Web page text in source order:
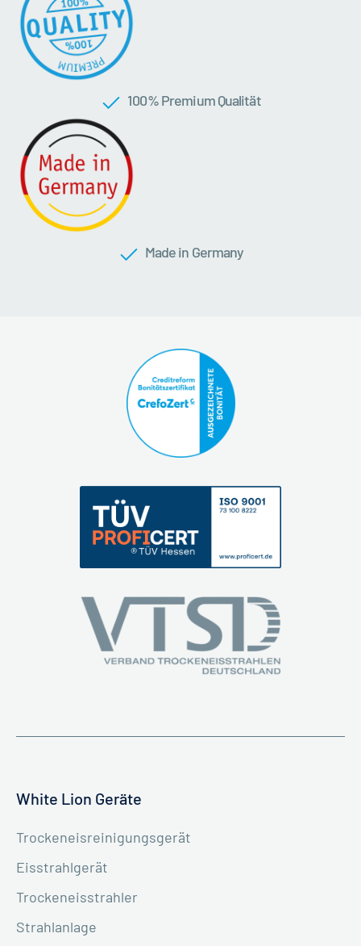
100 % Premium Qualität
Made in Germany
White Lion Geräte
Trockeneisreinigungsgerät
Eisstrahlgerät
Trockeneisstrahler
Strahlanlage